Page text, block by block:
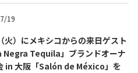
How to Make Tequila
19
火）にメキシコからの来日ゲスト
Negra Tequila」ブランドオーナ
in 大阪「Salón de México」を